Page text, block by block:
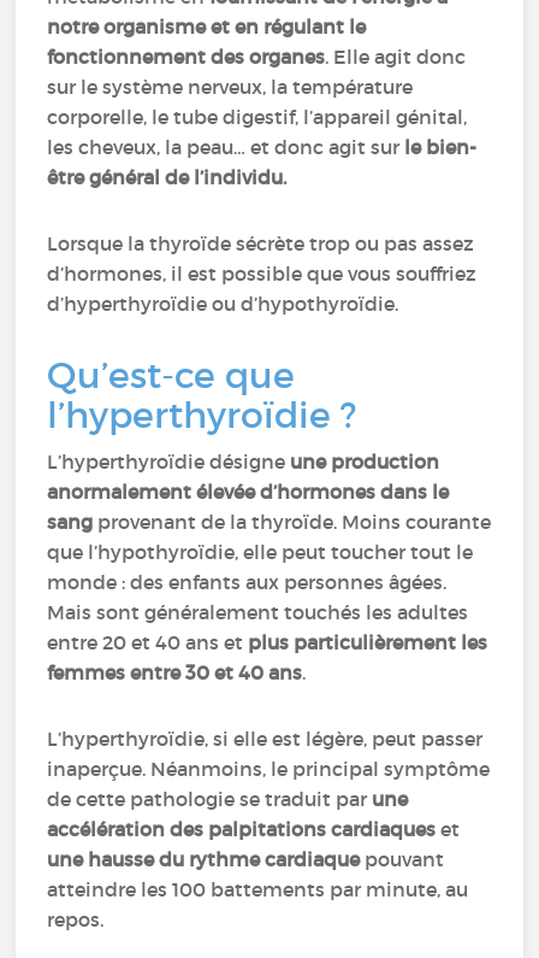
notre organisme et en régulant le
fonctionnement des organes. Elle agit donc
sur le système nerveux, la température
corporelle, le tube digestif, l’appareil génital,
les cheveux, la peau… et donc agit sur le bien-
être général de l’individu.
Lorsque la thyroïde sécrète trop ou pas assez
d’hormones, il est possible que vous souffriez
d’hyperthyroïdie ou d’hypothyroïdie.
Qu’est-ce que
l’hyperthyroïdie ?
L’hyperthyroïdie désigne une production
anormalement élevée d’hormones dans le
sang provenant de la thyroïde. Moins courante
que l’hypothyroïdie, elle peut toucher tout le
monde : des enfants aux personnes âgées.
Mais sont généralement touchés les adultes
entre 20 et 40 ans et plus particulièrement les
femmes entre 30 et 40 ans.
L’hyperthyroïdie, si elle est légère, peut passer
inaperçue. Néanmoins, le principal symptôme
de cette pathologie se traduit par une
accélération des palpitations cardiaques et
une hausse du rythme cardiaquepouvant
atteindre les 100 battements par minute, au
repos.